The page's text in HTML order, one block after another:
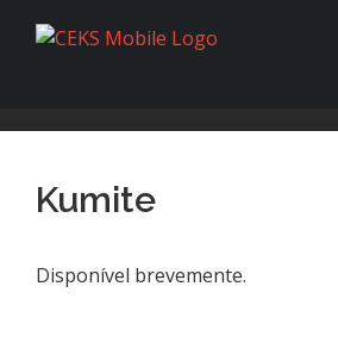
Kumite
Disponível brevemente.